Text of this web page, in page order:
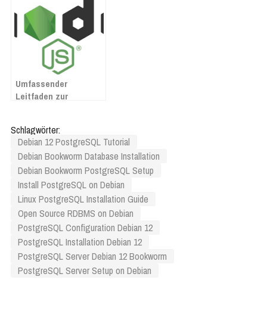
Umfassender
Leitfaden zur
Debian 12 Bookworm
Schlagwörter:
Debian 12 PostgreSQL Tutorial
Debian Bookworm Database Installation
Debian Bookworm PostgreSQL Setup
Install PostgreSQL on Debian
Linux PostgreSQL Installation Guide
Open Source RDBMS on Debian
PostgreSQL Configuration Debian 12
PostgreSQL Installation Debian 12
PostgreSQL Server Debian 12 Bookworm
PostgreSQL Server Setup on Debian